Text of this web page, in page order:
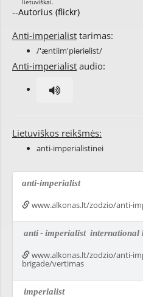
--Autorius (flickr)
Anti-imperialist tarimas:
/'æntiim'piəriəlist/
Anti-imperialist audio:
Lietuviškos reikšmės:
anti-imperialistinei
anti-imperialist
www.alkonas.lt/zodzio/anti-
anti-imperialist international
www.alkonas.lt/zodzio/anti-
brigade/vertimas
imperialist